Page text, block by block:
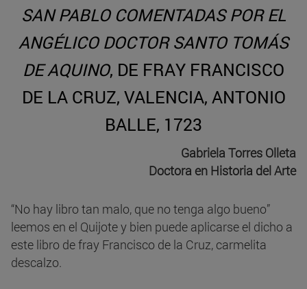
SAN PABLO COMENTADAS POR EL
ANGÉLICO DOCTOR SANTO TOMÁS
DE AQUINO, DE FRAY FRANCISCO
DE LA CRUZ, VALENCIA, ANTONIO
BALLE, 1723
Gabriela Torres Olleta
Doctora en Historia del Arte
“No hay libro tan malo, que no tenga algo bueno”
leemos en el Quijote y bien puede aplicarse el dicho a
este libro de fray Francisco de la Cruz, carmelita
descalzo.